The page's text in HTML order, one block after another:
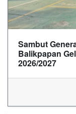
Sambut
Balikpapan
2026/2027